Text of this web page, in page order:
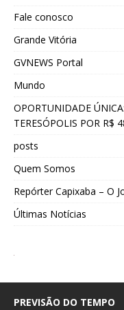
Fale conosco
Grande Vitória
GVNEWS Portal
Mundo
OPORTUNIDADE
TERESÓPOLIS POR R$
posts
Quem Somos
Repórter Capixaba – O
Últimas Notícias
PREVISÃO DO TEMPO